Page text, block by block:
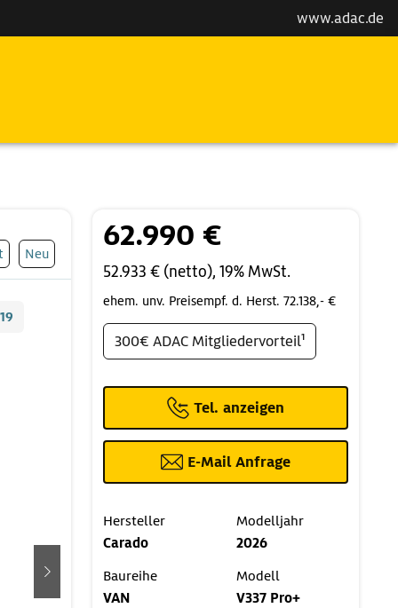
www.adac.de
Neu
weiter
62.990 €
52.933 € (netto), 19% MwSt.
ehem. unv. Preisempf. d. Herst. 72.138,- €
300€ ADAC Mitgliedervorteil¹
Tel. anzeigen
E-Mail Anfrage
Hersteller
Carado
Modelljahr
2026
Baureihe
VAN
Modell
V337 Pro+